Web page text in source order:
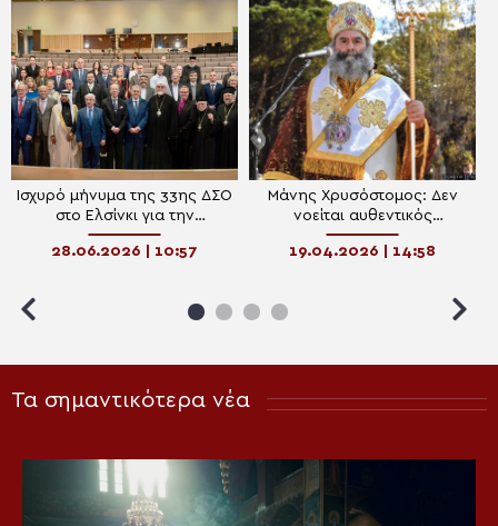
Ισχυρό μήνυμα της 33ης ΔΣΟ
στο Ελσίνκι για την
προστασία των Χριστιανικών
Μειονοτήτων
28.06.2026 | 10:57
Μάνης Χρυσόστομος: Δεν
νοείται αυθεντικός
χριστιανός χωρίς την χαρά
στη βιοτή του
19.04.2026 | 14:58
Τα σημαντικότερα νέα